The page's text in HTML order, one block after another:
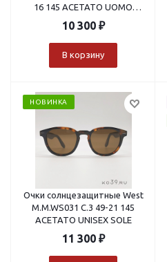
16 145 ACETATO UOMO
VISTA+CLIP ON
10 300₽
В корзину
НОВИНКА
Очки солнцезащитные West
M.M.WS031 C.3 49-21 145
ACETATO UNISEX SOLE
11 300₽